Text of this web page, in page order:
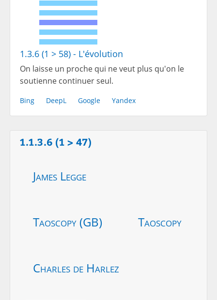
1.3.6 (1 > 58) - L'évolution
On laisse un proche qui ne veut plus qu'on le
soutienne continuer seul.
Bing DeepL Google Yandex
1.1.3.6 (1 > 47)
James Legge
Taoscopy (GB) Taoscopy
Charles de Harlez